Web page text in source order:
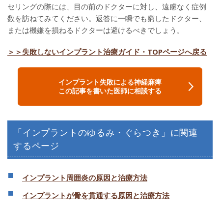
セリングの際には、目の前のドクターに対し、遠慮なく症例
数を訪ねてみてください。返答に一瞬でも窮したドクター、
または機嫌を損ねるドクターは避けるべきでしょう。
＞＞失敗しないインプラント治療ガイド・TOPページへ戻る
インプラント失敗による神経麻痺
この記事を書いた医師に相談する
「インプラントのゆるみ・ぐらつき」に関連
するページ
インプラント周囲炎の原因と治療方法
インプラントが骨を貫通する原因と治療方法